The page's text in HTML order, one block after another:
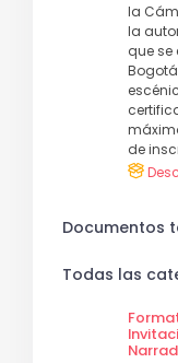
la
la
que
de
Documentos
Todas las